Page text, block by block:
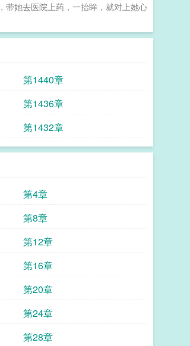
带她去医院上药，一抬眸，就对上她心
第1440章
第1436章
第1432章
第4章
第8章
第12章
第16章
第20章
第24章
第28章